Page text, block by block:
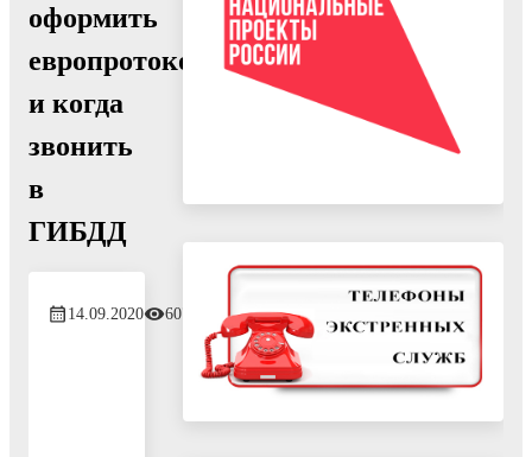
оформить
европротокол
и когда
звонить
в
ГИБДД
14.09.2020 607